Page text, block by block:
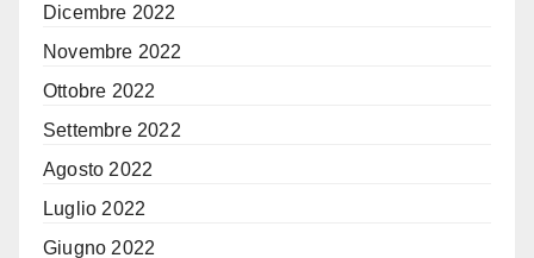
Dicembre 2022
Novembre 2022
Ottobre 2022
Settembre 2022
Agosto 2022
Luglio 2022
Giugno 2022